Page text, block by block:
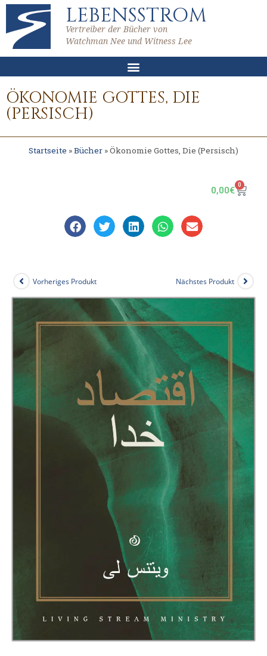
LEBENSSTROM
Vertreiber der Bücher von
Watchman Nee und Witness Lee
ÖKONOMIE GOTTES, DIE
(PERSISCH)
Startseite »Bücher »Ökonomie Gottes, Die (Persisch)
0,00€ 0
Vorheriges Produkt Nächstes Produkt